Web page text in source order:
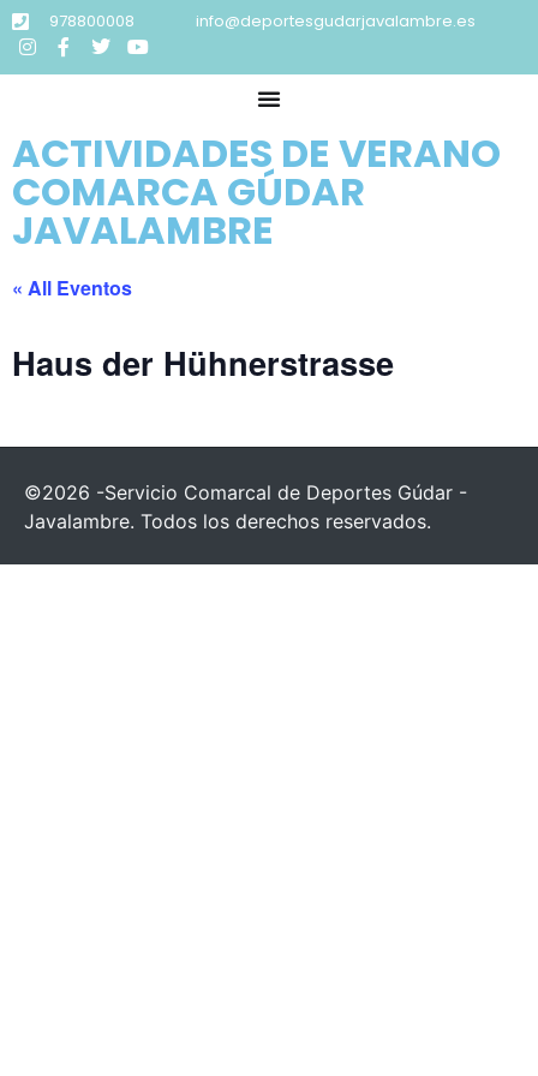
978800008 info@deportesgudarjavalambre.es
ACTIVIDADES DE VERANO
COMARCA GÚDAR
JAVALAMBRE
« All Eventos
Haus der Hühnerstrasse
©2026 -Servicio Comarcal de Deportes Gúdar -
Javalambre. Todos los derechos reservados.